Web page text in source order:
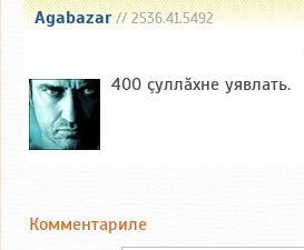
Agabazar// 2536.41.5492
400 çуллăхне уявлать.
Комментариле